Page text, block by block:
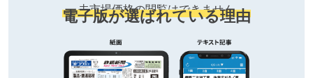
去市場価格の閲覧はできません
電子版が選ばれている理由